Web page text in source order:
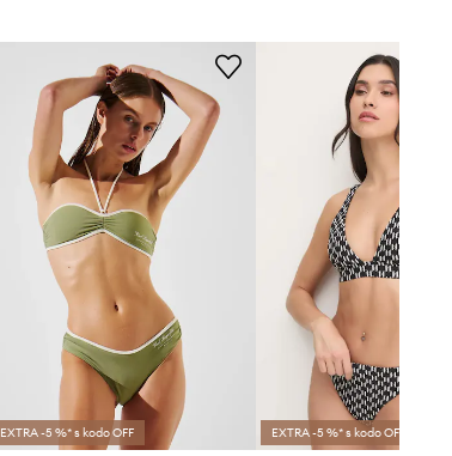
EXTRA -5 %* s kodo OFF EXTRA -5 %* s kodo OFF